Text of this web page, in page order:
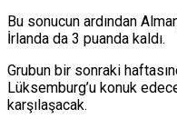
Bu sonucun ardından
İrlanda da 3 puanda kaldı.
Grubun bir sonraki
Lüksemburg’u konuk
karşılaşacak.